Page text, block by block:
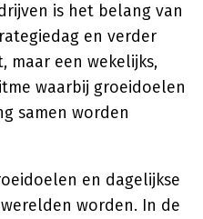
is het belang van
en verder
maar een wekelijks,
waarbij groeidoelen
samen worden
en dagelijkse
worden. In de